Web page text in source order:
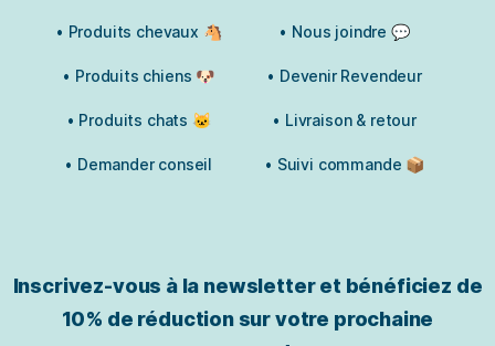
• Produits chevaux 🐴
• Produits chiens 🐶
• Produits chats 🐱
• Demander conseil
• Nous joindre 💬
• Devenir Revendeur
• Livraison & retour
• Suivi commande 📦
Inscrivez-vous à la newsletter et bénéficiez de
10% de réduction sur votre prochaine